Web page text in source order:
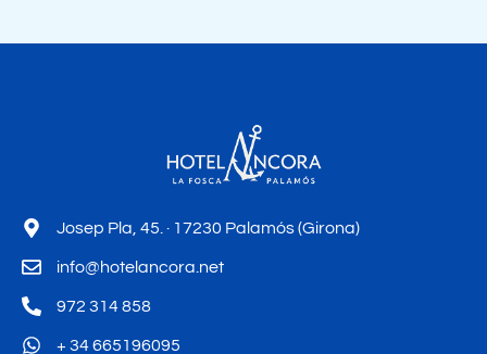
Josep Pla, 45. · 17230 Palamós (Girona)
info@hotelancora.net
972 314 858
+ 34 665196095